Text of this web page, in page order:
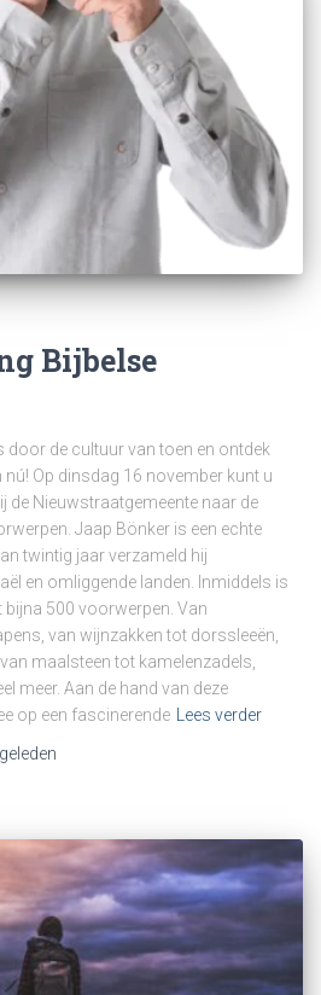
Bijbelse
door de cultuur van toen en ontdek
Op dinsdag 16 november kunt u
de Nieuwstraatgemeente naar de
Jaap Bönker is een echte
twintig jaar verzameld hij
en omliggende landen. Inmiddels is
500 voorwerpen. Van
van wijnzakken tot dorssleeën,
maalsteen tot kamelenzadels,
meer. Aan de hand van deze
op een fascinerende
Lees verder
geleden